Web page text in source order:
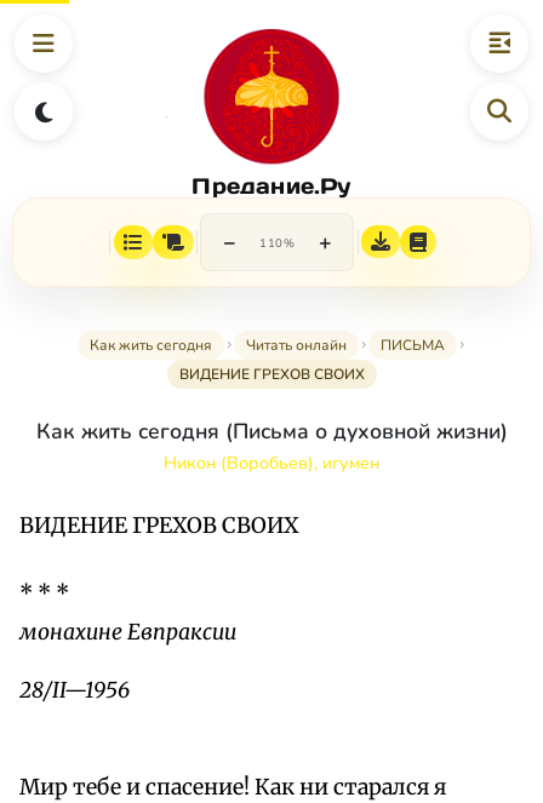
Предание.Ру
− 110% +
Как жить сегодня Читать онлайн
ПИСЬМА
ВИДЕНИЕ ГРЕХОВ СВОИХ
Как жить сегодня (Письма о духовной жизни)
Никон (Воробьев), игумен
ВИДЕНИЕ ГРЕХОВ СВОИХ
* * *
монахине Евпраксии
28/II—1956
Мир тебе и спасение! Как ни старался я